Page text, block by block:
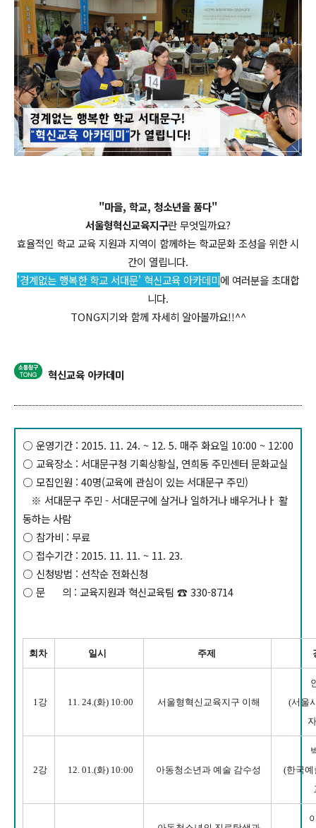
"마을, 학교, 청소년을 품다"
서울형혁신교육지구란 무엇일까요?
효율적인 학교 교육 지원과 지역이 함께하는 학교문화 조성을 위한 시
간이 열립니다.
'경계없는 행복한 학교 서대문' 혁신교육 아카데미에 여러분을 초대합
니다.
TONG지기와 함께 자세히 알아볼까요!!^^
혁신교육 아카데미
○ 운영기간 : 2015. 11. 24. ~ 12. 5. 매주 화요일 10:00 ~ 12:00
○ 교육장소 : 서대문구청 기획상황실, 연희동 주민센터 문화교실
○ 모집인원 : 40명(교육에 관심이 있는 서대문구 주민)
※ 서대문구 주민 - 서대문구에 살거나 일하거나 배우거나ㅏ 활
동하는 사람
○ 참가비 : 무료
○ 접수기간 : 2015. 11. 11. ~ 11. 23.
○ 신청방법 : 선착순 전화신청
○ 문 의 : 교육지원과 혁신교육팀 ☎ 330-8714
회차 일시 주제
1강 11. 24.(화) 10:00 서울형혁신교육지구 이해
(서울
2강 12. 01.(화) 10:00 아동청소년과 예술 감수성
(한국